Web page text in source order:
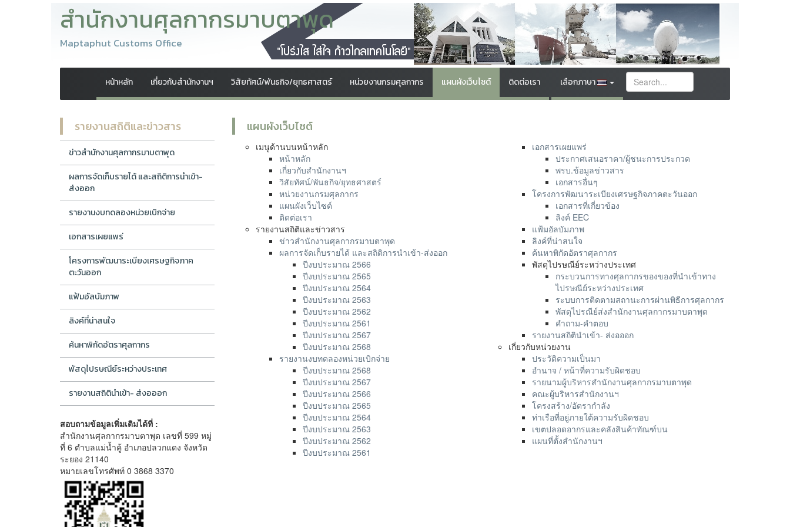
สำนักงานศุลกากรมาบตาพุด
Maptaphut Customs Office
หน้าหลัก เกี่ยวกับสำนักงานฯ วิสัยทัศน์/พันธกิจ/ยุทธศาสตร์ หน่วยงานกรมศุลกากร แผนผังเว็บไซต์ ติดต่อเรา เลือกภาษา
รายงานสถิติและข่าวสาร
ข่าวสำนักงานศุลกากรมาบตาพุด
ผลการจัดเก็บรายได้ และสถิติการนำเข้า-
ส่งออก
รายงานงบทดลองหน่วยเบิกจ่าย
เอกสารเผยแพร่
โครงการพัฒนาระเบียงเศรษฐกิจภาค
ตะวันออก
แฟ้มอัลบัมภาพ
ลิงค์ที่น่าสนใจ
ค้นหาพิกัดอัตราศุลกากร
พัสดุไปรษณีย์ระหว่างประเทศ
รายงานสถิตินำเข้า- ส่งอออก
สอบถามข้อมูลเพิ่มเติมได้ที่ :
สำนักงานศุลกากรมาบตาพุด เลขที่ 599 หมู่
ที่ 6 ตำบลแม่น้ำคู้ อำเภอปลวกแดง จังหวัด
ระยอง 21140
หมายเลขโทรศัพท์ 0 3868 3370
แผนผังเว็บไซต์
เมนูด้านบนหน้าหลัก
หน้าหลัก
เกี่ยวกับสำนักงานฯ
วิสัยทัศน์/พันธกิจ/ยุทธศาสตร์
หน่วยงานกรมศุลกากร
แผนผังเว็บไซต์
ติดต่อเรา
รายงานสถิติและข่าวสาร
ข่าวสำนักงานศุลกากรมาบตาพุด
ผลการจัดเก็บรายได้ และสถิติการนำเข้า-ส่งออก
ปีงบประมาณ 2566
ปีงบประมาณ 2565
ปีงบประมาณ 2564
ปีงบประมาณ 2563
ปีงบประมาณ 2562
ปีงบประมาณ 2561
ปีงบประมาณ 2567
ปีงบประมาณ 2568
รายงานงบทดลองหน่วยเบิกจ่าย
ปีงบประมาณ 2568
ปีงบประมาณ 2567
ปีงบประมาณ 2566
ปีงบประมาณ 2565
ปีงบประมาณ 2564
ปีงบประมาณ 2563
ปีงบประมาณ 2562
ปีงบประมาณ 2561
เอกสารเผยแพร่
ประกาศเสนอราคา/ผู้ชนะการประกวด
พรบ.ข้อมูลข่าวสาร
เอกสารอื่นๆ
โครงการพัฒนาระเบียงเศรษฐกิจภาคตะวันออก
เอกสารที่เกี่ยวข้อง
ลิงค์ EEC
แฟ้มอัลบัมภาพ
ลิงค์ที่น่าสนใจ
ค้นหาพิกัดอัตราศุลกากร
พัสดุไปรษณีย์ระหว่างประเทศ
กระบวนการทางศุลกากรของของที่นำเข้าทาง
ไปรษณีย์ระหว่างประเทศ
ระบบการติดตามสถานะการผ่านพิธีการศุลกากร
พัสดุไปรณีย์ส่งสำนักงานศุลกากรมาบตาพุด
คำถาม-คำตอบ
รายงานสถิตินำเข้า- ส่งอออก
เกี่ยวกับหน่วยงาน
ประวัติความเป็นมา
อำนาจ / หน้าที่ความรับผิดชอบ
รายนามผู้บริหารสำนักงานศุลกากรมาบตาพุด
คณะผู้บริหารสำนักงานฯ
โครงสร้าง/อัตรากำลัง
ท่าเรือที่อยู่ภายใต้ความรับผิดชอบ
เขตปลอดอากรและคลังสินค้าทัณฑ์บน
แผนที่ตั้งสำนักงานฯ